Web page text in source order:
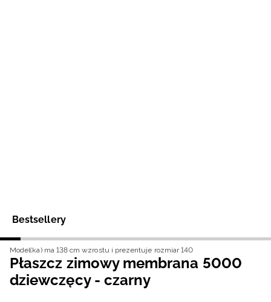
Bestsellery
Model(ka) ma 138 cm wzrostu i prezentuje rozmiar 140
Płaszcz zimowy membrana 5000
dziewczęcy - czarny